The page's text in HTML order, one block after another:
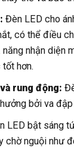
Đèn LED cho
có thể điều
năng nhận diện
hơn.
rung động:
bởi va đập
LED bật sáng
chờ nguội như